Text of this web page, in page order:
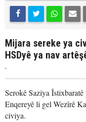
Mijara sereke ya
HSDyê ya nav
.
Serokê Saziya
Enqereyê li gel Wezîrê
civiya.